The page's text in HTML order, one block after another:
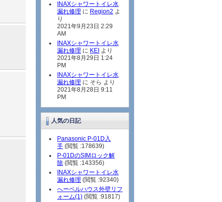
INAXシャワートイレ水
漏れ修理 に Region2 よ
り
2021年9月23日 2:29
AM
INAXシャワートイレ水
漏れ修理 に KEI より
2021年8月29日 1:24
PM
INAXシャワートイレ水
漏れ修理 に そら より
2021年8月28日 9:11
PM
人気の日記
Panasonic P-01D入
手 (閲覧 :178639)
P-01DのSIMロック解
除 (閲覧 :143356)
INAXシャワートイレ水
漏れ修理 (閲覧 :92340)
へーベルハウス外壁リフ
ォーム(1) (閲覧 :91817)